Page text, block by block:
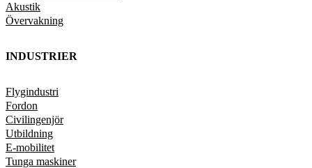
Akustik
Övervakning
INDUSTRIER
Flygindustri
Fordon
Civilingenjör
Utbildning
E-mobilitet
Tunga maskiner